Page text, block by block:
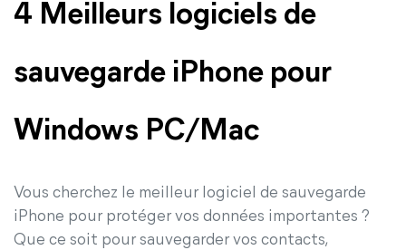
4 Meilleurs logiciels de
sauvegarde iPhone pour
Windows PC/Mac
Vous cherchez le meilleur logiciel de sauvegarde
iPhone pour protéger vos données importantes ?
Que ce soit pour sauvegarder vos contacts,